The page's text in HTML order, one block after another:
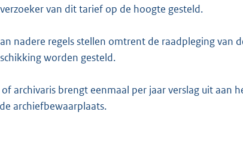
van dit tarief op de hoogte gesteld.
nadere regels stellen omtrent de raadpleging van
worden gesteld.
archivaris brengt eenmaal per jaar verslag uit aan
archiefbewaarplaats.